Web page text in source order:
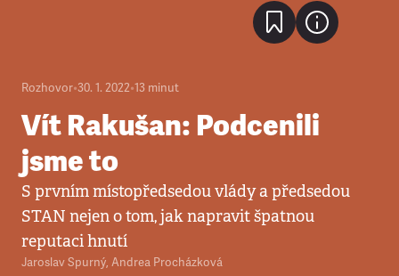
Rozhovor•30. 1. 2022•13 minut
Vít Rakušan: Podcenili
jsme to
S prvním místopředsedou vlády a předsedou
STAN nejen o tom, jak napravit špatnou
reputaci hnutí
Jaroslav Spurný, Andrea Procházková